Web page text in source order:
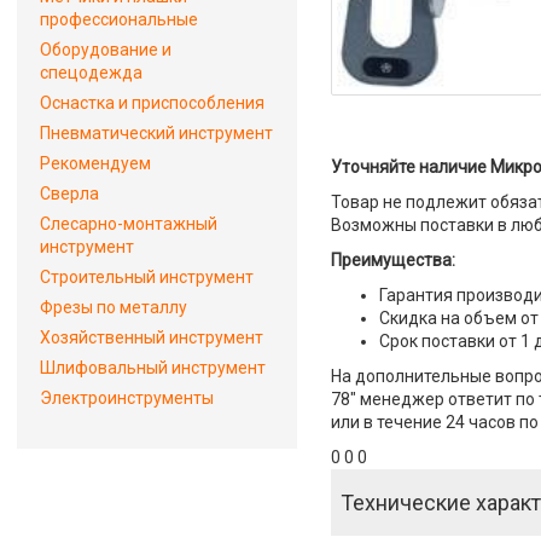
Уточняйте наличие
Товар не подлежит
Возможны поставки в
Преимущества:
Гарантия
Скидка на объем от
Срок поставки от 1
На дополнительные
78" менеджер ответит по
или в течение 24 часов
0 0 0
Технические
профессиональные
Оборудование и
спецодежда
Оснастка и приспособления
Пневматический инструмент
Рекомендуем
Сверла
Слесарно-монтажный
инструмент
Строительный инструмент
Фрезы по металлу
Хозяйственный инструмент
Шлифовальный инструмент
Электроинструменты